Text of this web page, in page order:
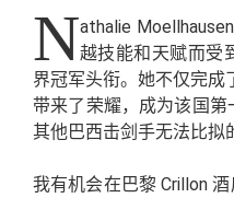
Nathalie
越技能和天赋而受
界冠军头衔。她不仅完成
带来了荣耀，成为该国
其他巴西击剑手无法比拟
我有机会在巴黎 Crillon